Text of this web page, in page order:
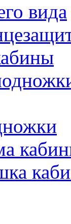
вида